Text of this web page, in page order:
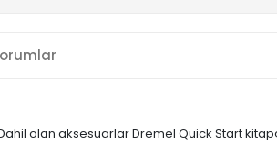
olan aksesuarlar Dremel Quick Start